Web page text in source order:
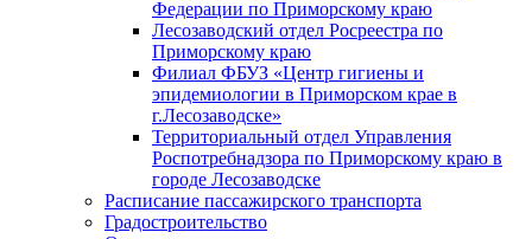
Федерации по Приморскому краю
Лесозаводский отдел Росреестра по
Приморскому краю
Филиал ФБУЗ «Центр гигиены и
эпидемиологии в Приморском крае в
г.Лесозаводске»
Территориальный отдел Управления
Роспотребнадзора по Приморскому краю в
городе Лесозаводске
Расписание пассажирского транспорта
Градостроительство